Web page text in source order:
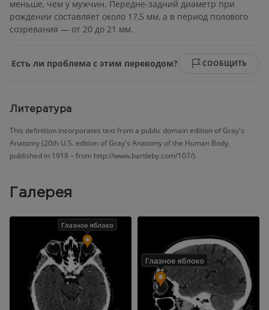
меньше, чем у мужчин. Передне-задний диаметр при
рождении составляет около 17,5 мм, а в период полового
созревания — от 20 до 21 мм.
Есть ли проблема с этим переводом? СООБЩИТЬ
Литература
This definition incorporates text from a public domain edition of Gray's
Anatomy (20th U.S. edition of Gray's Anatomy of the Human Body,
published in 1918 – from http://www.bartleby.com/107/).
Галерея